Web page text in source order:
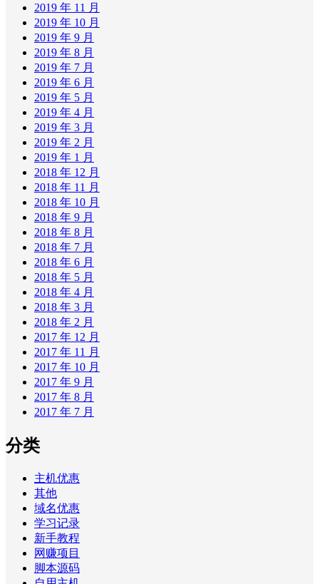
2019 年 11 月
2019 年 10 月
2019 年 9 月
2019 年 8 月
2019 年 7 月
2019 年 6 月
2019 年 5 月
2019 年 4 月
2019 年 3 月
2019 年 2 月
2019 年 1 月
2018 年 12 月
2018 年 11 月
2018 年 10 月
2018 年 9 月
2018 年 8 月
2018 年 7 月
2018 年 6 月
2018 年 5 月
2018 年 4 月
2018 年 3 月
2018 年 2 月
2017 年 12 月
2017 年 11 月
2017 年 10 月
2017 年 9 月
2017 年 8 月
2017 年 7 月
分类
主机优惠
其他
域名优惠
学习记录
新手教程
网赚项目
脚本源码